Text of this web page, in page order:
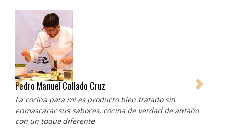
Pedro Manuel Collado Cruz
La cocina para mi es producto bien tratado sin
enmascarar sus sabores, cocina de verdad de antaño
con un toque diferente